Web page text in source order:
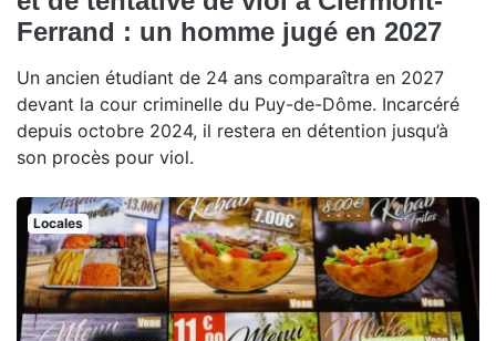
Ferrand : un homme jugé en 2027
Un ancien étudiant de 24 ans comparaîtra en 2027
devant la cour criminelle du Puy-de-Dôme. Incarcéré
depuis octobre 2024, il restera en détention jusqu’à
son procès pour viol.
Locales